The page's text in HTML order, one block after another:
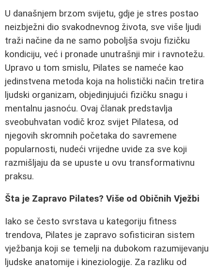
U današnjem brzom svijetu, gdje je stres postao
neizbježni dio svakodnevnog života, sve više ljudi
traži načine da ne samo poboljša svoju fizičku
kondiciju, već i pronade unutrašnji mir i ravnotežu.
Upravo u tom smislu, Pilates se nameće kao
jedinstvena metoda koja na holistički način tretira
ljudski organizam, objedinjujući fizičku snagu i
mentalnu jasnoću. Ovaj članak predstavlja
sveobuhvatan vodič kroz svijet Pilatesa, od
njegovih skromnih početaka do savremene
popularnosti, nudeći vrijedne uvide za sve koji
razmišljaju da se upuste u ovu transformativnu
praksu.
Šta je Zapravo Pilates? Više od Običnih Vježbi
Iako se često svrstava u kategoriju fitness
trendova, Pilates je zapravo sofisticiran sistem
vježbanja koji se temelji na dubokom razumijevanju
ljudske anatomije i kineziologije. Za razliku od